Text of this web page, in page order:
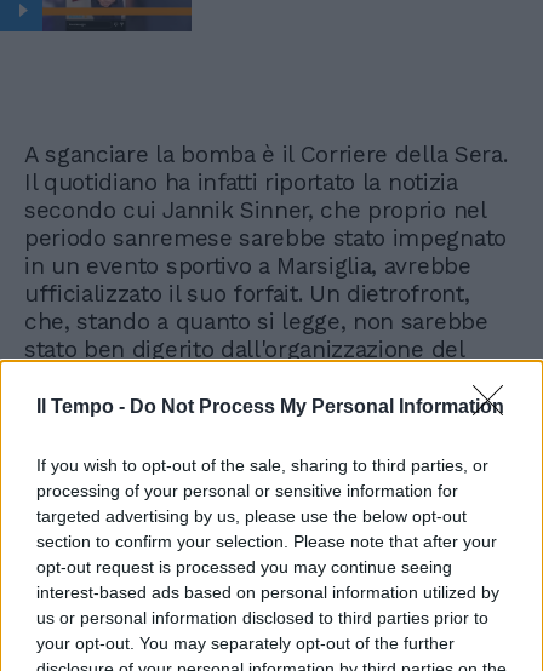
Il Tempo - Do Not Process My Personal Information
If you wish to opt-out of the sale, sharing to third parties, or
processing of your personal or sensitive information for
targeted advertising by us, please use the below opt-out
section to confirm your selection. Please note that after your
opt-out request is processed you may continue seeing
interest-based ads based on personal information utilized by
us or personal information disclosed to third parties prior to
your opt-out. You may separately opt-out of the further
A sganciare la bomba è il Corriere della Sera.
Il quotidiano ha infatti riportato la notizia
secondo cui Jannik Sinner, che proprio nel
periodo sanremese sarebbe stato impegnato
in un evento sportivo a Marsiglia, avrebbe
ufficializzato il suo forfait. Un dietrofront,
che, stando a quanto si legge, non sarebbe
stato ben digerito dall'organizzazione del
l’Open 13 Provence 2024": questo
pubblicato su X. Tweet che però è stato
presto rimosso e riformulato con parole
meno nette: "Sinner dà forfait all’Open 13
2024". Possibile che l'altoatesino abbia scelto
di scendere la grande scalinata del teatro
Ariston? Per ora, da parte sua, nessuna
dichiarazione.